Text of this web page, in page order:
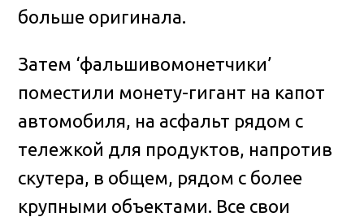
больше оригинала.
Затем ‘фальшивомонетчики’
поместили монету-гигант на капот
автомобиля, на асфальт рядом с
тележкой для продуктов, напротив
скутера, в общем, рядом с более
крупными объектами. Все свои